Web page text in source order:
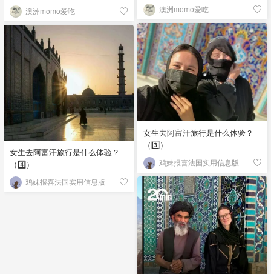
澳洲momo爱吃 澳洲momo爱吃
女生去阿富汗旅行是什么体验？
（3️⃣）
鸡妹报喜法国实用信息版
女生去阿富汗旅行是什么体验？
（4️⃣）
鸡妹报喜法国实用信息版